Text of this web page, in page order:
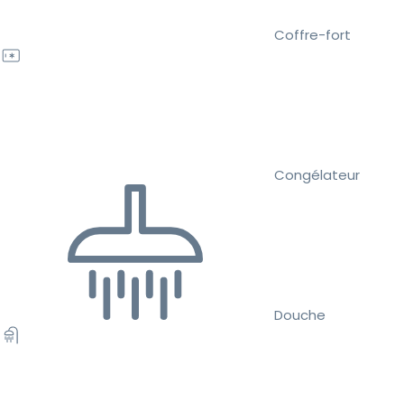
Coffre-fort
Congélateur
Douche